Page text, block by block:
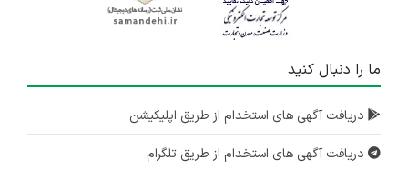
ما را دنبال کنید
دریافت آگهی های استخدام از طریق اپلیکیشن
دریافت آگهی های استخدام از طریق تلگرام